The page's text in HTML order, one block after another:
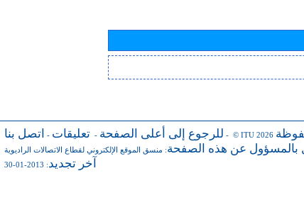
للرجوع إلى أعلى الصفحة - تعليقات - اتصل بنا - © ITU 2026
بالمسؤول عن هذه الصفحة: منسق الموقع الإلكتروني لقطاع الاتصالات الراديوية
آخر تجديد: 2013-01-30